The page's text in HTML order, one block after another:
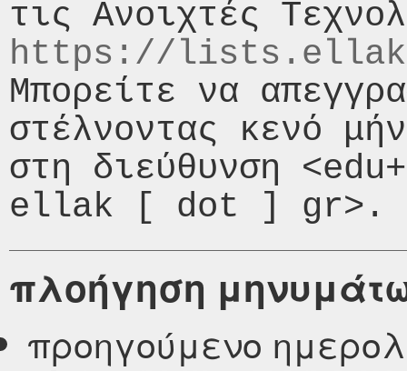
https://
Μπορείτε να
στέλνοντας κενό
στη διεύθυνση
πλοήγηση
προηγούμενο